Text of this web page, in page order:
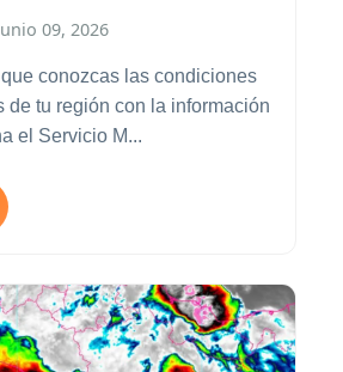
09, 2026
conozcas las condiciones
de tu región con la información
el Servicio M...